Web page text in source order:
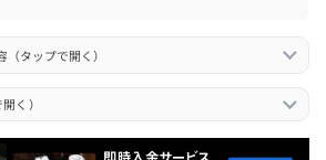
の使い方【商品登録機能】
タップで開く）
く）